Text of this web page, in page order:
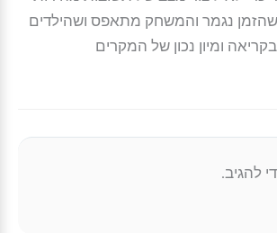
שהזמן נגמר והמשחק מתאפס ושהילדים
ומיון נכון של המקרים
להגיב.